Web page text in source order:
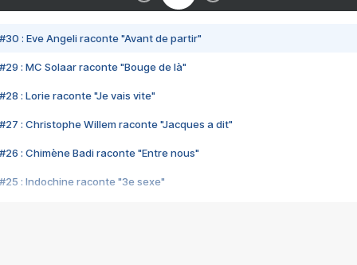
#30 : Eve Angeli raconte "Avant de partir"
#29 : MC Solaar raconte "Bouge de là"
#28 : Lorie raconte "Je vais vite"
#27 : Christophe Willem raconte "Jacques a dit"
#26 : Chimène Badi raconte "Entre nous"
#25 : Indochine raconte "3e sexe"